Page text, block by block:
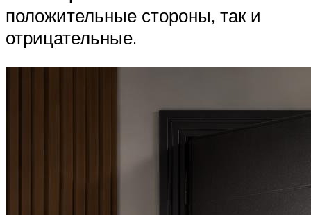
положительные стороны, так и
отрицательные.